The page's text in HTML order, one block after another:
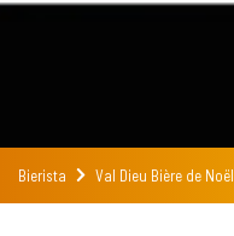
Bierista Val Dieu Bière de Noël